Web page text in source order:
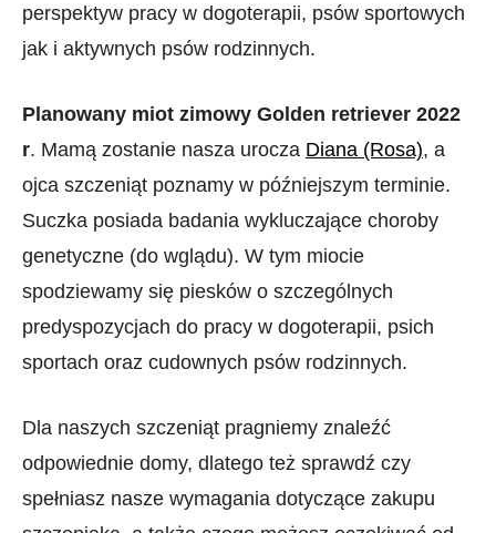
perspektyw pracy w dogoterapii, psów sportowych
jak i aktywnych psów rodzinnych.
Planowany miot zimowy Golden retriever 2022
r. Mamą zostanie nasza urocza Diana (Rosa), a
ojca szczeniąt poznamy w późniejszym terminie.
Suczka posiada badania wykluczające choroby
genetyczne (do wglądu). W tym miocie
spodziewamy się piesków o szczególnych
predyspozycjach do pracy w dogoterapii, psich
sportach oraz cudownych psów rodzinnych.
Dla naszych szczeniąt pragniemy znaleźć
odpowiednie domy, dlatego też sprawdź czy
spełniasz nasze wymagania dotyczące zakupu